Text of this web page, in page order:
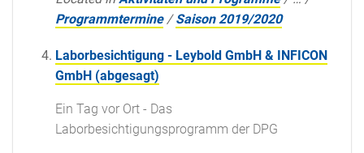
Programmtermine /Saison 2019/2020
Laborbesichtigung - Leybold GmbH & INFICON
GmbH (abgesagt)
Ein Tag vor Ort - Das
Laborbesichtigungsprogramm der DPG